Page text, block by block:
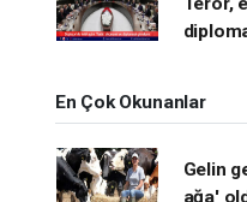
En Çok Okunanlar
Gelin
ağa'